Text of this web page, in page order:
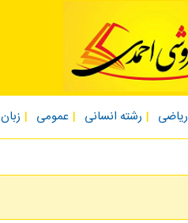
رشته انسانی عمومی زبان